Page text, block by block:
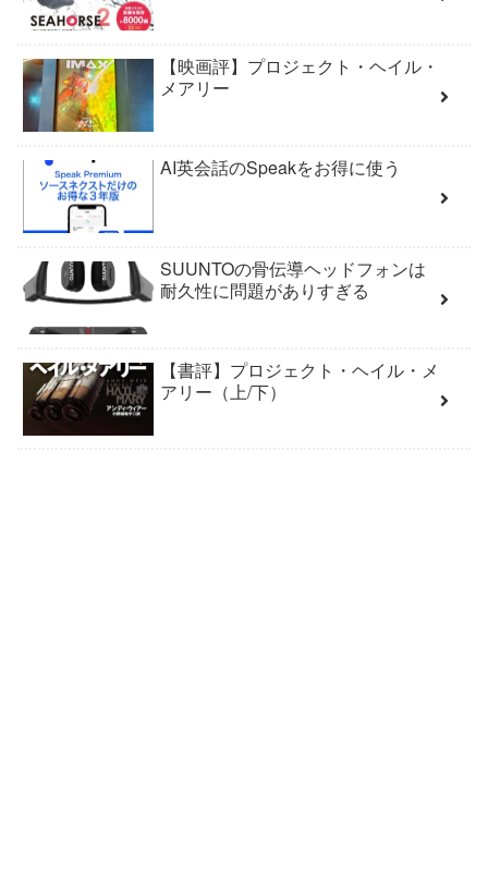
【映画評】プロジェクト・ヘイル・
メアリー
AI英会話のSpeakをお得に使う
SUUNTOの骨伝導ヘッドフォンは
耐久性に問題がありすぎる
【書評】プロジェクト・ヘイル・メ
アリー（上/下）